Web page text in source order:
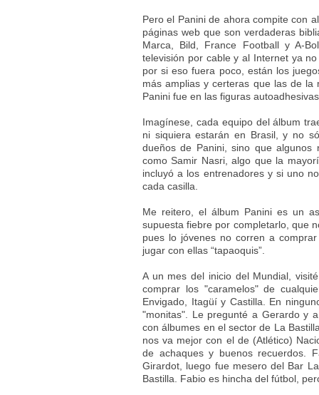
Pero el Panini de ahora compite con
páginas web que son verdaderas
Marca, Bild, France Football y A-
televisión por cable y al Internet ya
por si eso fuera poco, están los
más amplias y certeras que las de
Panini fue en las figuras
Imagínese, cada equipo del álbum
ni siquiera estarán en Brasil, y no
dueños de Panini, sino que algunos
como Samir Nasri, algo que la
incluyó a los entrenadores y si uno
cada casilla.
Me reitero, el álbum Panini es un
supuesta fiebre por completarlo, que
pues lo jóvenes no corren a
jugar con ellas “tapaoquis”.
A un mes del inicio del Mundial,
comprar los "caramelos" de
Envigado, Itagüí y Castilla. En
"monitas". Le pregunté a Gerardo y
con álbumes en el sector de La
nos va mejor con el de (Atlético)
de achaques y buenos recuerdos.
Girardot, luego fue mesero del Bar
Bastilla. Fabio es hincha del fútbol,